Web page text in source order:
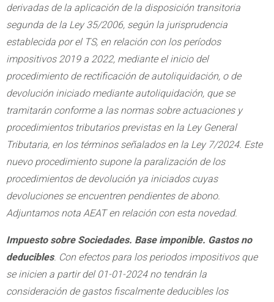
derivadas de la aplicación de la disposición transitoria
segunda de la Ley 35/2006, según la jurisprudencia
establecida por el TS, en relación con los períodos
impositivos 2019 a 2022, mediante el inicio del
procedimiento de rectificación de autoliquidación, o de
devolución iniciado mediante autoliquidación, que se
tramitarán conforme a las normas sobre actuaciones y
procedimientos tributarios previstas en la Ley General
Tributaria, en los términos señalados en la Ley 7/2024. Este
nuevo procedimiento supone la paralización de los
procedimientos de devolución ya iniciados cuyas
devoluciones se encuentren pendientes de abono.
Adjuntamos nota AEAT en relación con esta novedad.
Impuesto sobre Sociedades. Base imponible. Gastos no
deducibles. Con efectos para los periodos impositivos que
se inicien a partir del 01-01-2024 no tendrán la
consideración de gastos fiscalmente deducibles los